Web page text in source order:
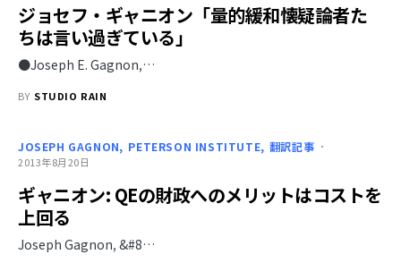
ジョセフ・ギャニオン「量的緩和懐疑論者た
ちは言い過ぎている」
●Joseph E. Gagnon,…
BY STUDIO RAIN
JOSEPH GAGNON PETERSON INSTITUTE 翻訳記事
2013年8月20日
ギャニオン: QEの財政へのメリットはコストを
上回る
Joseph Gagnon, &#8…